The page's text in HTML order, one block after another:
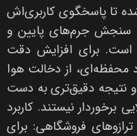
تا پاسخگوی کاربری‌اش
سنجش جرم‌های پایین و
است. برای افزایش دقت
محفظه‌ای، از دخالت هوا
و نتیجه دقیق‌تری به دست
برخوردار نیستند. کاربرد
فروشگاهی: برای